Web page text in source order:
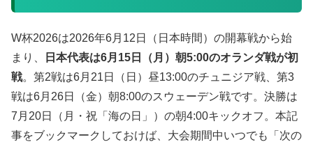
W杯2026は2026年6月12日（日本時間）の開幕戦から始
まり、
日本代表は6月15日（月）朝5:00のオランダ戦が初
戦。第2戦は6月21日（日）昼13:00のチュニジア戦、第3
戦は6月26日（金）朝8:00のスウェーデン戦です。決勝は
7月20日（月・祝「海の日」）の朝4:00キックオフ。本記
事をブックマークしておけば、大会期間中いつでも「次の